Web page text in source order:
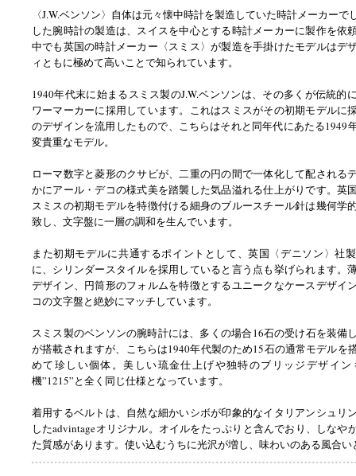
〈J.W.ベンソン〉自体は元々懐中時計を製造していた時計メーカーで
した腕時計の製造は、スイスを中心とする時計メーカーに製作を依
中でも英国の時計メーカー〈スミス〉が製造を手掛けたモデルはデ
ィともに極めて高いことで知られています。
1940年代末に始まるスミス製のJ.W.ベンソンは、その多くが伝統的
ワーマーカーに採用しています。これはスミスがその初期モデルに
のデザインを流用したもので、こちらはそれと同年代にあたる1949
変貴重なモデル。
ローマ数字と菱形のクサビが、二重の円の間で一体化して配される
かにアール・デコの様式美を踏襲した気品溢れる仕上がりです。英
スミスの初期モデルを特徴付ける細身のブルースチール針は幾何学
致し、文字盤に一層の調和を生んでいます。
また初期モデルに共通するポイントとして、英国〈デニソン〉社
に、シリンダースタイルを採用していると言う点も挙げられます。
デザイン、円筒形のフォルムを特徴とするユニークなケースデザイ
コの文字盤と絶妙にマッチしています。
スミス製のベンソンの腕時計には、多くの場合16石の受け石を装備
が搭載されますが、こちらは1940年代製のため15石の通常モデルを
めて珍しい個体。美しい琉金仕上げや独特のブリッジデザイン
機”1215”と全く同じ仕様となっています。
着用するベルトは、自然な細かいシボが印象的なイタリアンシュリ
したadvintageオリジナル。オイルをたっぷりと含んでおり、しなや
た質感があります。使い込むうちに光沢が増し、味わいのある風合い